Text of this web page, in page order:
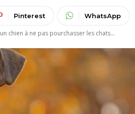
Pinterest WhatsApp
chien à ne pas pourchasser les chats...